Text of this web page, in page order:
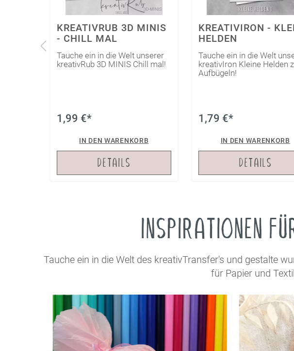
KREATIVIRON - KLEINE
HELDEN
Tauche ein in die Welt unserer
kreativIron Kleine Helden zum
1,79 €*
IN DEN WARENKORB
DETAILS
KREATIVRUB 3D
- GROSSE HELDEN
Tauche ein in die Welt
kreativRub 3D MINIS
Helden!
1,99 €*
IN DEN WARENKORB
DETAILS
INSPIRATIONEN
Tauche ein in die Welt des kreativTransfer's und gestalte
für Papier und